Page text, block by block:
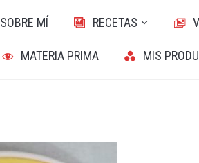
SOBRE MÍ RECETAS
MATERIA PRIMA MIS